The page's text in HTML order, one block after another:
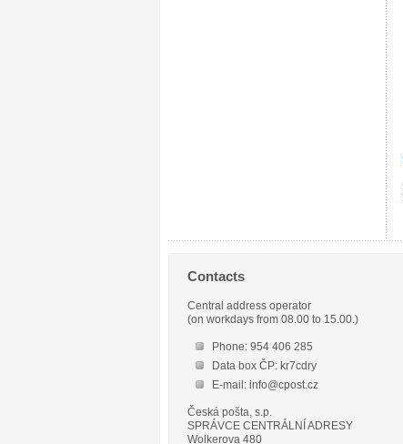
Contacts
Central address operator
(on workdays from 08.00 to 15.00.)
Phone: 954 406 285
Data box ČP: kr7cdry
E-mail: info@cpost.cz
Česká pošta, s.p.
SPRÁVCE CENTRÁLNÍ ADRESY
Wolkerova 480